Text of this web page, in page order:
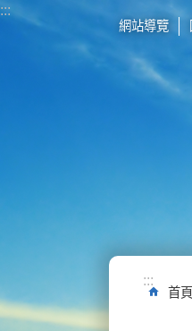
跳到主要內容區塊
:::
網站導覽
:::
首頁